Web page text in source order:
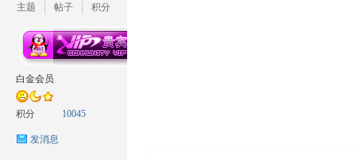
主题
帖子
积分
白金会员
积分 10045
发消息